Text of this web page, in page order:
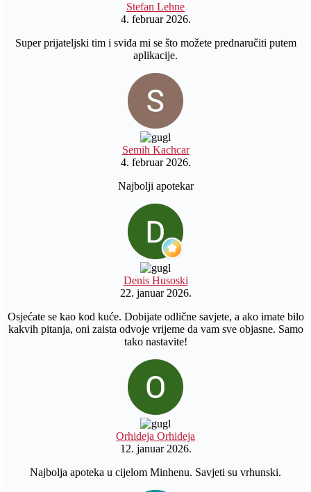
Stefan Lehne
4. februar 2026.
Super prijateljski tim i sviđa mi se što možete prednaručiti putem
aplikacije.
Semih Kachcar
4. februar 2026.
Najbolji apotekar
Denis Husoski
22. januar 2026.
Osjećate se kao kod kuće. Dobijate odlične savjete, a ako imate bilo
kakvih pitanja, oni zaista odvoje vrijeme da vam sve objasne. Samo
tako nastavite!
Orhideja Orhideja
12. januar 2026.
Najbolja apoteka u cijelom Minhenu. Savjeti su vrhunski.